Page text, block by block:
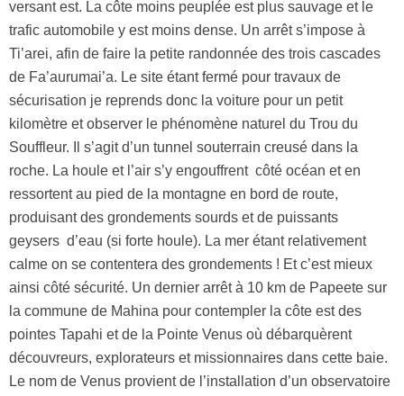
versant est. La côte moins peuplée est plus sauvage et le
trafic automobile y est moins dense. Un arrêt s’impose à
Ti’arei, afin de faire la petite randonnée des trois cascades
de Fa’aurumai’a. Le site étant fermé pour travaux de
sécurisation je reprends donc la voiture pour un petit
kilomètre et observer le phénomène naturel du Trou du
Souffleur. Il s’agit d’un tunnel souterrain creusé dans la
roche. La houle et l’air s’y engouffrent côté océan et en
ressortent au pied de la montagne en bord de route,
produisant des grondements sourds et de puissants
geysers d’eau (si forte houle). La mer étant relativement
calme on se contentera des grondements ! Et c’est mieux
ainsi côté sécurité. Un dernier arrêt à 10 km de Papeete sur
la commune de Mahina pour contempler la côte est des
pointes Tapahi et de la Pointe Venus où débarquèrent
découvreurs, explorateurs et missionnaires dans cette baie.
Le nom de Venus provient de l’installation d’un observatoire